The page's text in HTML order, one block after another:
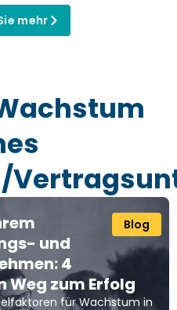
mehr
Blog
und
4
Weg zum Erfolg
für Wachstum in